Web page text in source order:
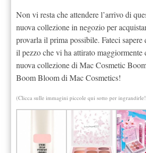
Non vi resta che attendere l’arrivo di
nuova collezione in negozio per
provarla il prima possibile. Fateci sapere
il pezzo che vi ha attirato maggiormente
nuova collezione di Mac Cosmetic
Boom Bloom di Mac Cosmetics!
(Clicca sulle immagini piccole qui sotto per